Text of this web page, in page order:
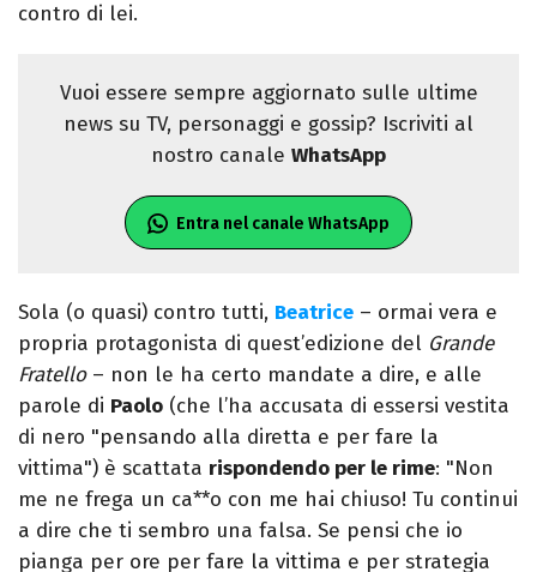
contro di lei.
Vuoi essere sempre aggiornato sulle ultime
news su TV, personaggi e gossip? Iscriviti al
nostro canale WhatsApp
Entra nel canale WhatsApp
Sola (o quasi) contro tutti, Beatrice – ormai vera e
propria protagonista di quest’edizione del Grande
Fratello– non le ha certo mandate a dire, e alle
parole di Paolo (che l’ha accusata di essersi vestita
di nero "pensando alla diretta e per fare la
vittima") è scattata rispondendo per le rime: "Non
me ne frega un ca**o con me hai chiuso! Tu continui
a dire che ti sembro una falsa. Se pensi che io
pianga per ore per fare la vittima e per strategia